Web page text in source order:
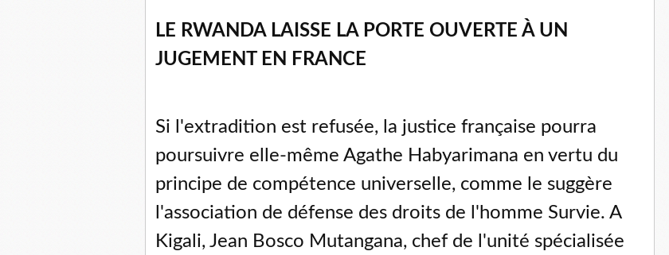
LE RWANDA LAISSE LA PORTE OUVERTE À UN
JUGEMENT EN FRANCE
Si l'extradition est refusée, la justice française pourra
poursuivre elle-même Agathe Habyarimana en vertu du
principe de compétence universelle, comme le suggère
l'association de défense des droits de l'homme Survie. A
Kigali, Jean Bosco Mutangana, chef de l'unité spécialisée